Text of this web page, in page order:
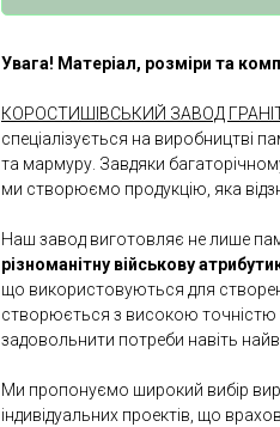
Увага! Матеріал, розміри та
КОРОСТИШІВСЬКИЙ ЗАВОД
спеціалізується на виробництві
та мармуру. Завдяки
ми створюємо продукцію, яка
Наш завод виготовляє не лише
різноманітну військову
що використовуються для
створюється з високою
задовольнити потреби навіть
Ми пропонуємо широкий вибір
індивідуальних проектів, що